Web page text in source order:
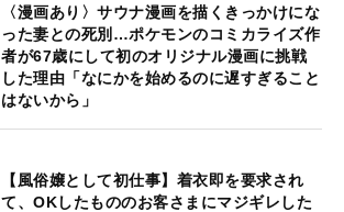
〈漫画あり〉サウナ漫画を描くきっかけにな
った妻との死別…ポケモンのコミカライズ作
者が67歳にして初のオリジナル漫画に挑戦
した理由「なにかを始めるのに遅すぎること
はないから」
【風俗嬢として初仕事】着衣即を要求され
て、OKしたもののお客さまにマジギレした